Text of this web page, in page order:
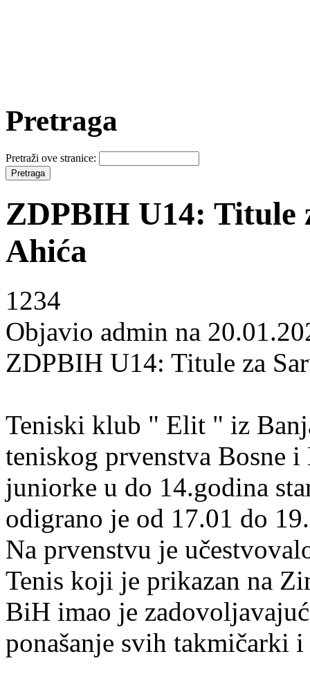
Pretraga
Pretraži ove stranice:
ZDPBIH U14: Titule
Ahića
1234
Objavio admin na
ZDPBIH U14: Titule za
Teniski klub " Elit " iz
teniskog prvenstva Bosne
juniorke u do 14.godina
odigrano je od 17.01 do
Na prvenstvu je
Tenis koji je prikazan na
BiH imao je
ponašanje svih takmičarki